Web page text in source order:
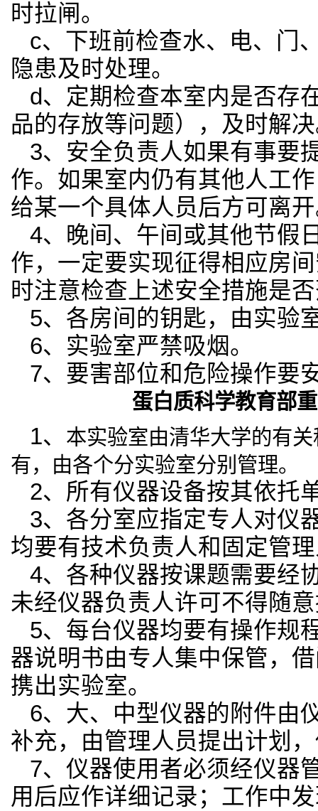
时拉闸。
c、下班前检查水、电、门
隐患及时处理。
d、定期检查本室内是否存
品的存放等问题），及时解
3、 安全负责人如果有事要
作。如果室内仍有其他人工
给某一个具体人员后方可离
4、晚间、午间或其他节假
作，一定要实现征得相应房
时注意检查上述安全措施是
5、各房间的钥匙，由实验
6、实验室严禁吸烟。
7、要害部位和危险操作要
蛋白质科学教育部
1、 本实验室由清华大学的有
有，由各个分实验室分别管理。
2、所有仪器设备按其依托
3、各分室应指定专人对仪
均要有技术负责人和固定管
4、各种仪器按课题需要经
未经仪器负责人许可不得随
5、每台仪器均要有操作规
器说明书由专人集中保管，
携出实验室。
6、大、中型仪器的附件由
补充，由管理人员提出计划
7、仪器使用者必须经仪器
用后应作详细记录；工作中